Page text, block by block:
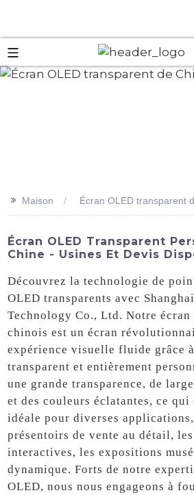
>> Maison Écran OLED transparent
Écran OLED Transparent
Chine - Usines Et Devis
Découvrez la technologie de
OLED transparents avec
Technology Co., Ltd. Notre écran
chinois est un écran
expérience visuelle fluide grâce
transparent et entièrement
une grande transparence, de
et des couleurs éclatantes, ce
idéale pour diverses
présentoirs de vente au détail,
interactives, les expositions
dynamique. Forts de notre
OLED, nous nous engageons à